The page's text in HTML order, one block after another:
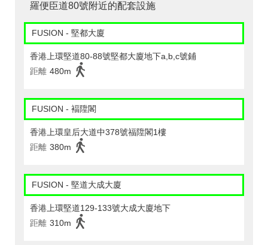
羅便臣道80號附近的配套設施
FUSION - 堅都大廈
香港上環堅道80-88號堅都大廈地下a,b,c號鋪
距離 480m
FUSION - 褔陞閣
香港上環皇后大道中378號福陞閣1樓
距離 380m
FUSION - 堅道大成大廈
香港上環堅道129-133號大成大廈地下
距離 310m